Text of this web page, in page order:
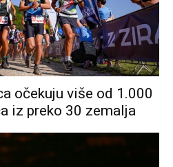
očekuju više od 1.000
iz preko 30 zemalja